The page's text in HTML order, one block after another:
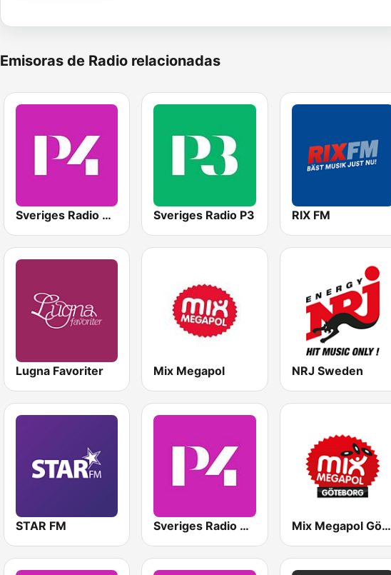
Emisoras de Radio relacionadas
Sveriges Radio P4 Stockholm Sveriges Radio P3 RIX FM
Lugna Favoriter Mix Megapol NRJ Sweden
STAR FM Sveriges Radio P4 Malmöhus Mix Megapol Göteborg